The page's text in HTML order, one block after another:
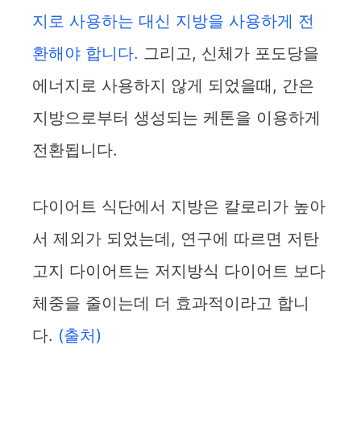
지로 사용하는 대신 지방을 사용하게 전
환해야 합니다. 그리고, 신체가 포도당을
에너지로 사용하지 않게 되었을때, 간은
지방으로부터 생성되는 케톤을 이용하게
전환됩니다.
다이어트 식단에서 지방은 칼로리가 높아
서 제외가 되었는데, 연구에 따르면 저탄
고지 다이어트는 저지방식 다이어트 보다
체중을 줄이는데 더 효과적이라고 합니
다. (출처)